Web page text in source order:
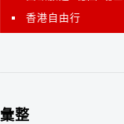
香港自由行
彙整